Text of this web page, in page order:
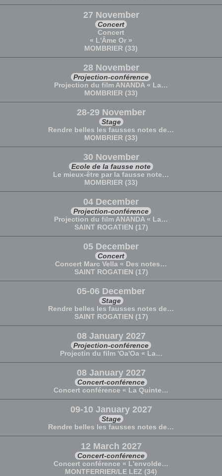
27 November
Concert
Concert
« L'Âme Or »
MOMBRIER (33)
28 November
Projection-conférence
Projection du film ANANDA « La…
MOMBRIER (33)
28-29 November
Stage
Rendre belles les fausses notes de…
MOMBRIER (33)
30 November
Ecole de la fausse note
Le mieux-être par la fausse note…
MOMBRIER (33)
04 December
Projection-conférence
Projection du film ANANDA « La…
SAINT ROGATIEN (17)
05 December
Concert
Concert Marc Vella « Des notes…
SAINT ROGATIEN (17)
05-06 December
Stage
Rendre belles les fausses notes de…
SAINT ROGATIEN (17)
08 January 2027
Projection-conférence
Projectin du film 'Oa'Oa « La…
08 January 2027
Concert-conférence
Concert conférence « La Quinte…
09-10 January 2027
Stage
Rendre belles les fausses notes de…
12 March 2027
Concert-conférence
Concert conférence « L'envolde…
MONTFERRIER/LE LEZ (34)